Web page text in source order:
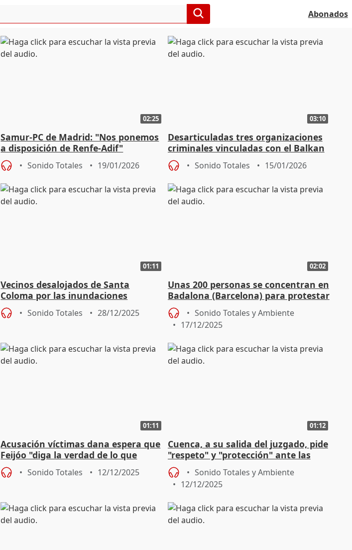
Abonados
02:25
Samur-PC de Madrid: "Nos ponemos
a disposición de Renfe-Adif"
Sonido Totales 19/01/2026
03:10
Desarticuladas tres organizaciones
criminales vinculadas con el Balkan
Cartel
Sonido Totales 15/01/2026
01:11
Vecinos desalojados de Santa
Coloma por las inundaciones
denuncian que "no han visto
solución"Sonido Totales 28/12/2025
02:02
Unas 200 personas se concentran en
Badalona (Barcelona) para protestar
por el desalojo del B9
Sonido Totales y Ambiente
17/12/2025
01:11
Acusación víctimas dana espera que
Feijóo "diga la verdad de lo que
sabe" en juzgados Catarroja
Sonido Totales 12/12/2025
01:12
Cuenca, a su salida del juzgado, pide
"respeto" y "protección" ante las
amenazas recibidas
Sonido Totales y Ambiente
12/12/2025